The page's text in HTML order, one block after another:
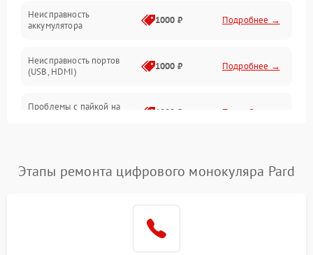
Неисправность
аккумулятора
1000 ₽ Подробнее →
Неисправность портов
(USB, HDMI)
1000 ₽ Подробнее →
Проблемы с пайкой на
1000 ₽ Подробнее →
500 ₽
1500 ₽
Этапы ремонта цифрового монокуляра Pard